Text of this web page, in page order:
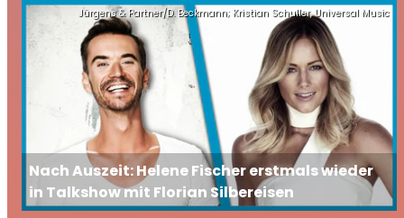
Jürgens & Partner/D. Beckmann; Kristian Schuller, Universal Music
Nach Auszeit: Helene Fischer erstmals wieder
in Talkshow mit Florian Silbereisen